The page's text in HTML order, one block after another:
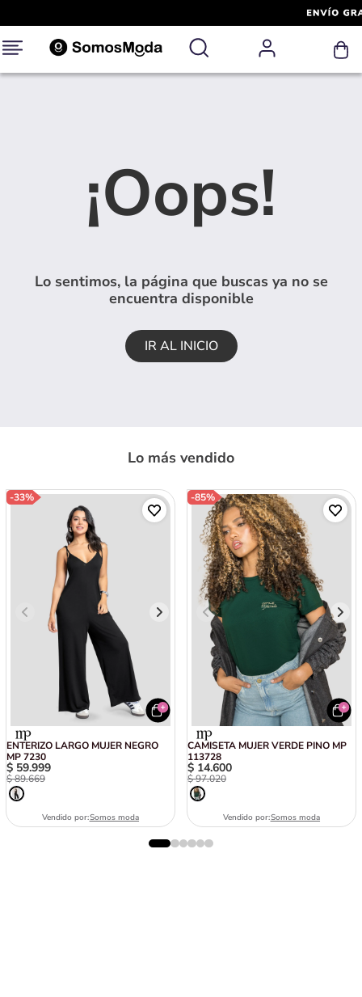
¡Oops!
Lo sentimos, la página que buscas ya no se
encuentra disponible
IR AL INICIO
Lo más vendido
-33%
ENTERIZO LARGO MUJER NEGRO
MP 7230
$ 59.999
$89.669
Vendido por:Somos moda
-85%
CAMISETA MUJER VERDE PINO MP
113728
$ 14.600
$97.020
Vendido por:Somos moda